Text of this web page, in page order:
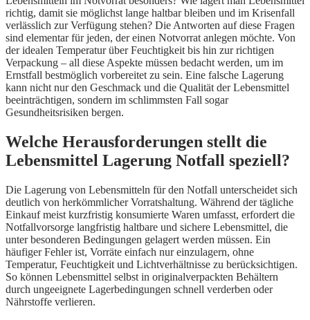
richtig, damit sie möglichst lange haltbar bleiben und im Krisenfall
verlässlich zur Verfügung stehen? Die Antworten auf diese Fragen
sind elementar für jeden, der einen Notvorrat anlegen möchte. Von
der idealen Temperatur über Feuchtigkeit bis hin zur richtigen
Verpackung – all diese Aspekte müssen bedacht werden, um im
Ernstfall bestmöglich vorbereitet zu sein. Eine falsche Lagerung
kann nicht nur den Geschmack und die Qualität der Lebensmittel
beeinträchtigen, sondern im schlimmsten Fall sogar
Gesundheitsrisiken bergen.
Welche Herausforderungen stellt die
Lebensmittel Lagerung Notfall speziell?
Die Lagerung von Lebensmitteln für den Notfall unterscheidet sich
deutlich von herkömmlicher Vorratshaltung. Während der tägliche
Einkauf meist kurzfristig konsumierte Waren umfasst, erfordert die
Notfallvorsorge langfristig haltbare und sichere Lebensmittel, die
unter besonderen Bedingungen gelagert werden müssen. Ein
häufiger Fehler ist, Vorräte einfach nur einzulagern, ohne
Temperatur, Feuchtigkeit und Lichtverhältnisse zu berücksichtigen.
So können Lebensmittel selbst in originalverpackten Behältern
durch ungeeignete Lagerbedingungen schnell verderben oder
Nährstoffe verlieren.